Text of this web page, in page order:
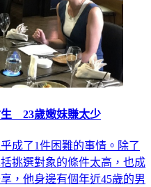
23歲嫩妹賺太少
成了1件困難的事情。除了
挑選對象的條件太高，也成
，他身邊有個年近45歲的男